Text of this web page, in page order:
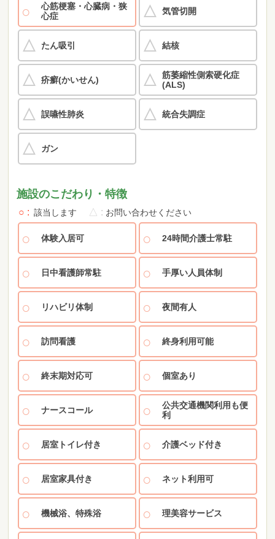
心筋梗塞・心臓病・狭
心症
気管切開
たん吸引 結核
疥癬(かいせん)
筋萎縮性側索硬化症
(ALS)
誤嚥性肺炎 統合失調症
ガン
施設のこだわり・特徴
○ 該当します △ お問い合わせください
体験入居可 24時間介護士常駐
日中看護師常駐 手厚い人員体制
リハビリ体制 夜間有人
訪問看護 終身利用可能
終末期対応可 個室あり
ナースコール
公共交通機関利用も便
利
居室トイレ付き 介護ベッド付き
居室家具付き ネット利用可
機械浴、特殊浴 理美容サービス